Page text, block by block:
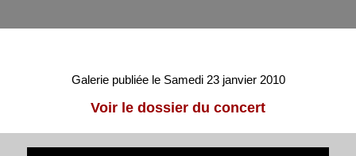
Galerie publiée le Samedi 23 janvier 2010
Voir le dossier du concert